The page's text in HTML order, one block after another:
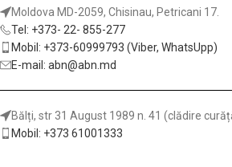
Moldova MD-2059, Chisinau, Petricani 17.
Tel: +373- 22- 855-277
Mobil: +373-60999793 (Viber, WhatsUpp)
E-mail: abn@abn.md
Bălți, str 31 August 1989 n. 41 (clădire
Mobil: +373 61001333